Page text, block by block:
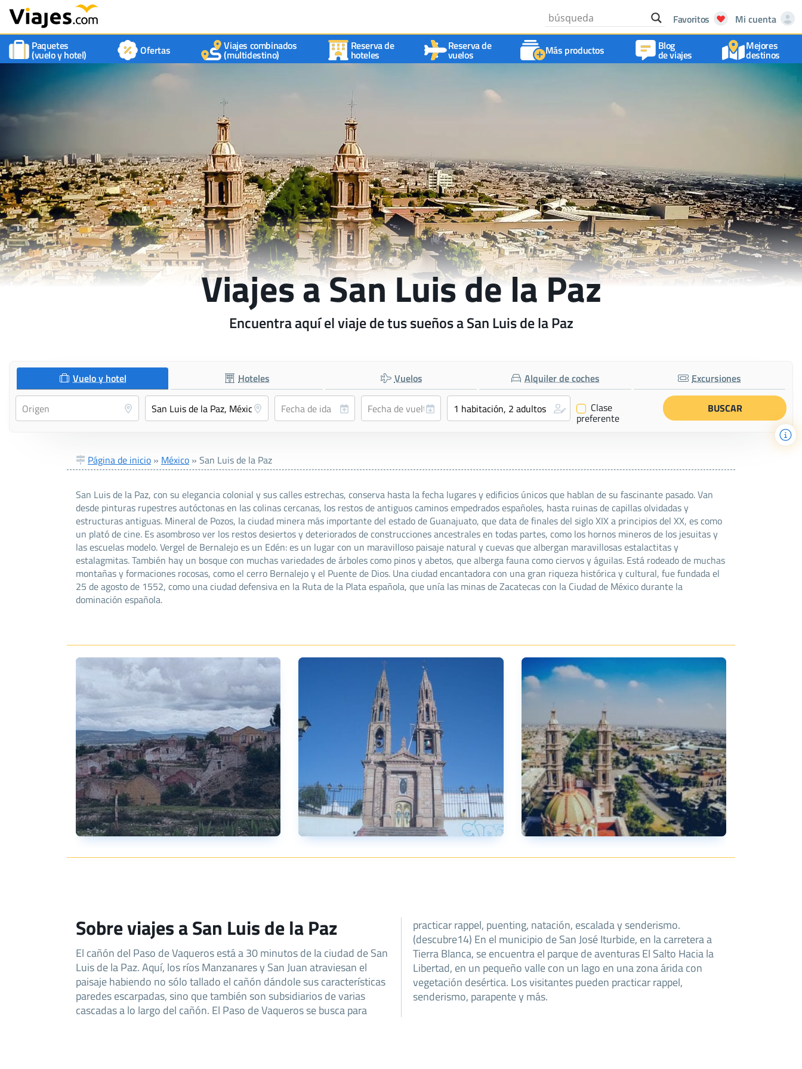
Favoritos
Mi cuenta
Paquetes
(vuelo y hotel) Ofertas Viajes combinados
(multidestino)
Reserva de
hoteles
Reserva de
vuelos Más productos Blog
de viajes
Mejores
destinos
Viajes a San Luis de la Paz
Encuentra aquí el viaje de tus sueños a San Luis de la Paz
Vuelo y hotel Hoteles Vuelos Alquiler de coches Excursiones
✔ Clase
preferente
Página de inicio » México » San Luis de la Paz
San Luis de la Paz, con su elegancia colonial y sus calles estrechas, conserva hasta la fecha lugares y edificios únicos que hablan de su fascinante pasado. Van
desde pinturas rupestres autóctonas en las colinas cercanas, los restos de antiguos caminos empedrados españoles, hasta ruinas de capillas olvidadas y
estructuras antiguas. Mineral de Pozos, la ciudad minera más importante del estado de Guanajuato, que data de finales del siglo XIX a principios del XX, es como
un plató de cine. Es asombroso ver los restos desiertos y deteriorados de construcciones ancestrales en todas partes, como los hornos mineros de los jesuitas y
las escuelas modelo. Vergel de Bernalejo es un Edén: es un lugar con un maravilloso paisaje natural y cuevas que albergan maravillosas estalactitas y
estalagmitas. También hay un bosque con muchas variedades de árboles como pinos y abetos, que alberga fauna como ciervos y águilas. Está rodeado de muchas
montañas y formaciones rocosas, como el cerro Bernalejo y el Puente de Dios. Una ciudad encantadora con una gran riqueza histórica y cultural, fue fundada el
25 de agosto de 1552, como una ciudad defensiva en la Ruta de la Plata española, que unía las minas de Zacatecas con la Ciudad de México durante la
dominación española.
Sobre viajes a San Luis de la Paz
El cañón del Paso de Vaqueros está a 30 minutos de la ciudad de San
Luis de la Paz. Aquí, los ríos Manzanares y San Juan atraviesan el
paisaje habiendo no sólo tallado el cañón dándole sus características
paredes escarpadas, sino que también son subsidiarios de varias
cascadas a lo largo del cañón. El Paso de Vaqueros se busca para
practicar rappel, puenting, natación, escalada y senderismo.
(descubre14) En el municipio de San José Iturbide, en la carretera a
Tierra Blanca, se encuentra el parque de aventuras El Salto Hacia la
Libertad, en un pequeño valle con un lago en una zona árida con
vegetación desértica. Los visitantes pueden practicar rappel,
senderismo, parapente y más.